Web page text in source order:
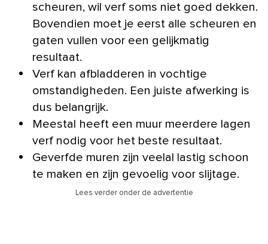
scheuren, wil verf soms niet goed dekken.
Bovendien moet je eerst alle scheuren en
gaten vullen voor een gelijkmatig
resultaat.
Verf kan afbladderen in vochtige
omstandigheden. Een juiste afwerking is
dus belangrijk.
Meestal heeft een muur meerdere lagen
verf nodig voor het beste resultaat.
Geverfde muren zijn veelal lastig schoon
te maken en zijn gevoelig voor slijtage.
Lees verder onder de advertentie